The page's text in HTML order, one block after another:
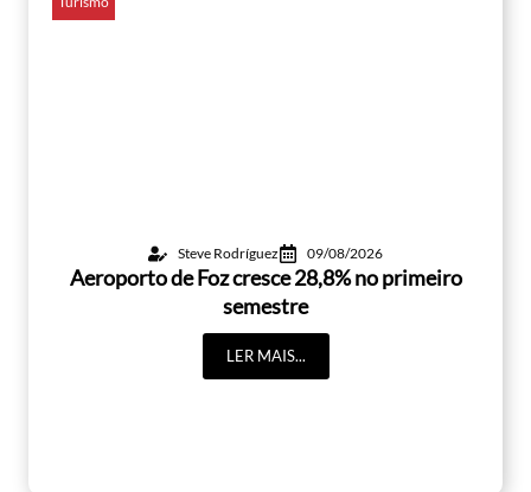
Steve Rodríguez 09/08/2026
Aeroporto de Foz cresce 28,8% no primeiro
semestre
LER MAIS...